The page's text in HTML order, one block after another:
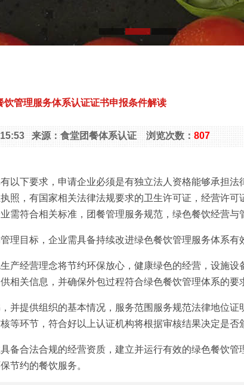
1 2 3
饮管理服务体系认证证书申报条件解读
来源：食堂团餐体系认证 浏览次数： 807
以下要求，申请企业必须是有独立法人资格能够承担法
照，有国家相关法律法规要求的卫生许可证，经营许可
需符合相关标准，团餐管理服务规范，绿色餐饮经营与
理目标，企业需具备持续改进绿色餐饮管理服务体系有
产经营理念将节约环保放心，健康绿色的经营，设施设
相关信息，并确保外包过程符合绿色餐饮管理体系的要
并提供组织的基本情况，服务范围服务规范法律地位证
等环节，符合好以上认证机构将根据审核结果决定是否
备合法合规的经营资质，建立并运行有效的绿色餐饮管
节约的餐饮服务。